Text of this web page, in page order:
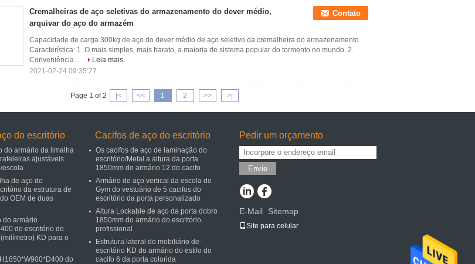
Cremalheiras de aço seletivas do armazenamento do dever médio,
arquivar do aço do armazém
Contato
Capacidade de carga 300kg de aço do dever médio de aço seletivo da cremalheira do armazenamento
Característica: 1. O mais simples, mais barato, a maioria de sistema popular do tormento no mundo. 2.
Conveniência ...
Leia mais
2021-02-24 09:35:27
Page 1 of 2 |< << 1 2 >> >|
do escritório
do armário da limalha
ajustáveis
escola
de aço do
da estrutura de
OEM de duas
do armário
do escritório do
KD para o
do
Cacifos de aço do escritório
Os cacifos de aço de laminação do
escritório/Metal a altura da porta
1850mm do armário 12 do cacifo
Armário de aço vertical da escola do
Gym do vestuário de 5 cacifos do
escritório da porta personalizado
Altura Lockable de aço da porta dobro
1850mm do armário do escritório
profissional
Estrutura lateral do mobiliário de
escritório KD do armário do estilo do
cacifo 6 da porta colorida
Pedir um orçamento
Envie
E-Mail Sitemap
Site para celular